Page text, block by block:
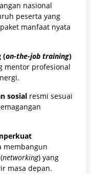
nasional
peserta yang
manfaat nyata
(on-the-job training)
mentor profesional
sosial resmi sesuai
membangun
networking) yang
masa depan.